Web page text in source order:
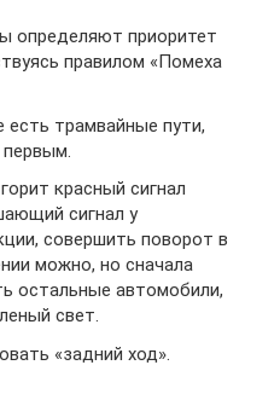
определяют приоритет
правилом «Помеха
есть трамвайные пути,
красный сигнал
сигнал у
совершить поворот в
можно, но сначала
остальные автомобили,
свет.
«задний ход».